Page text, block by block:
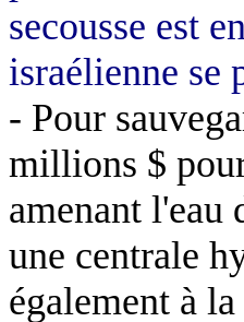
secousse est
israélienne se
- Pour
millions $
amenant l'eau
une centrale
également à